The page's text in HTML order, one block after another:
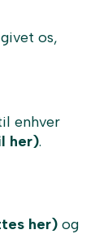
os,
enhver
her).
her) og